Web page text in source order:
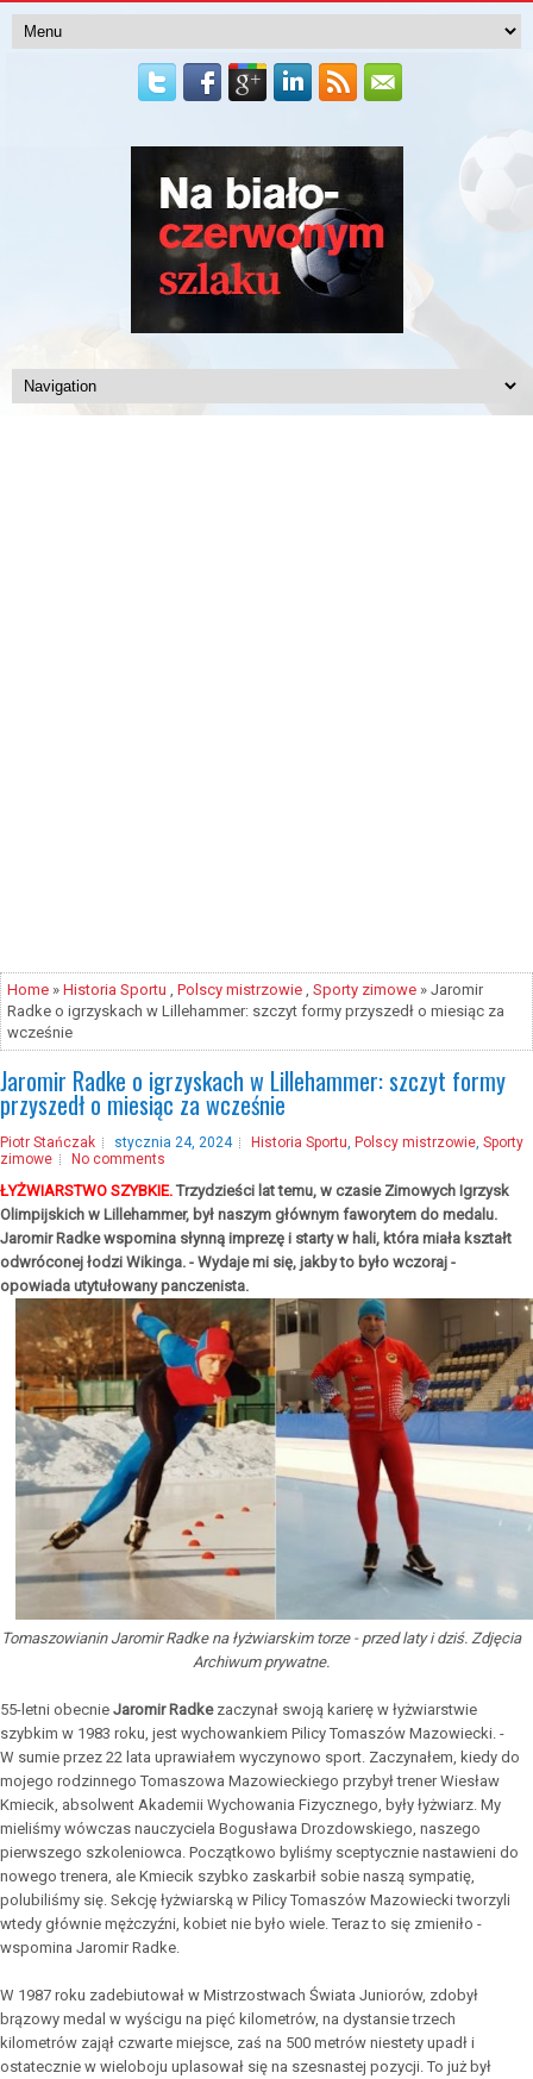
Home » Historia Sportu , Polscy mistrzowie , Sporty zimowe » Jaromir
Radke o igrzyskach w Lillehammer: szczyt formy przyszedł o miesiąc za
wcześnie
Jaromir Radke o igrzyskach w Lillehammer: szczyt formy
przyszedł o miesiąc za wcześnie
Piotr Stańczak stycznia 24, 2024 Historia Sportu, Polscy mistrzowie, Sporty
zimowe
No comments
ŁYŻWIARSTWO SZYBKIE. Trzydzieści lat temu, w czasie Zimowych Igrzysk
Olimpijskich w Lillehammer, był naszym głównym faworytem do medalu.
Jaromir Radke wspomina słynną imprezę i starty w hali, która miała kształt
odwróconej łodzi Wikinga. - Wydaje mi się, jakby to było wczoraj -
opowiada utytułowany panczenista.
Tomaszowianin Jaromir Radke na łyżwiarskim torze - przed laty i dziś. Zdjęcia
Archiwum prywatne.
55-letni obecnie Jaromir Radkezaczynał swoją karierę w łyżwiarstwie
szybkim w 1983 roku, jest wychowankiem Pilicy Tomaszów Mazowiecki. -
W sumie przez 22 lata uprawiałem wyczynowo sport. Zaczynałem, kiedy do
mojego rodzinnego Tomaszowa Mazowieckiego przybył trener Wiesław
Kmiecik, absolwent Akademii Wychowania Fizycznego, były łyżwiarz. My
mieliśmy wówczas nauczyciela Bogusława Drozdowskiego, naszego
pierwszego szkoleniowca. Początkowo byliśmy sceptycznie nastawieni do
nowego trenera, ale Kmiecik szybko zaskarbił sobie naszą sympatię,
polubiliśmy się. Sekcję łyżwiarską w Pilicy Tomaszów Mazowiecki tworzyli
wtedy głównie mężczyźni, kobiet nie było wiele. Teraz to się zmieniło -
wspomina Jaromir Radke.
W 1987 roku zadebiutował w Mistrzostwach Świata Juniorów, zdobył
brązowy medal w wyścigu na pięć kilometrów, na dystansie trzech
kilometrów zajął czwarte miejsce, zaś na 500 metrów niestety upadł i
ostatecznie w wieloboju uplasował się na szesnastej pozycji. To już był